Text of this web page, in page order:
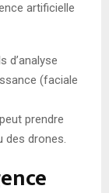
artificielle
d’analyse
(faciale
prendre
des drones.